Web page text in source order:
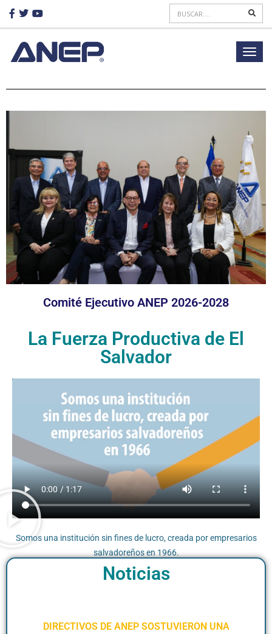
Comité Ejecutivo ANEP 2026-2028
La Fuerza Productiva de El
Salvador
Somos una institución sin fines de lucro, creada por empresarios
salvadoreños en 1966.
Noticias
DIRECTIVOS DE ANEP SOSTUVIERON UNA